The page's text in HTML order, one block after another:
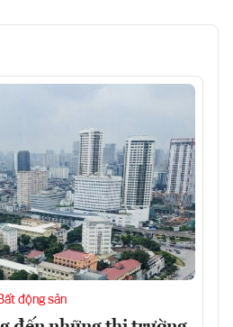
động sản